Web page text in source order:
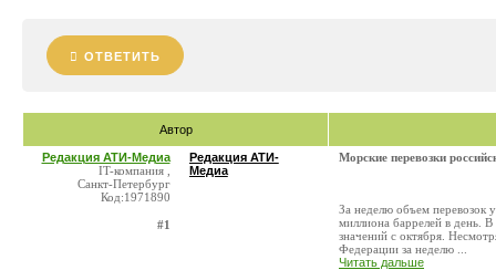
ОТВЕТИТЬ
Автор
Редакция АТИ-Медиа
IT-компания ,
Санкт-Петербург
Код:1971890
#1
Редакция АТИ-
Медиа
Морские перевозки
За неделю объем перевозок
миллиона баррелей в день.
значений с октября.
Федерации за неделю ...
Читать дальше